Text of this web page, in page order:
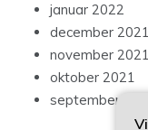
januar 2022
december 2021
november 2021
oktober 2021
september 2021